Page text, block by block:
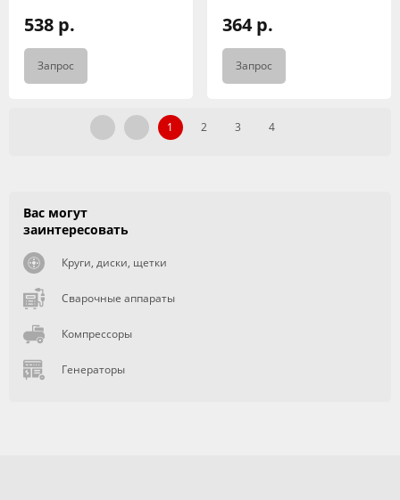
538 р.
Запрос
364 р.
Запрос
1 2 3 4
Вас могут
заинтересовать
Круги, диски, щетки
Сварочные аппараты
Компрессоры
Генераторы